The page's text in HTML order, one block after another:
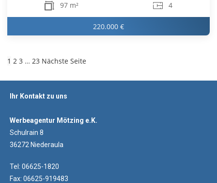
97 m² 4
220.000 €
1 2 3 … 23 Nächste Seite
Ihr Kontakt zu uns
Werbeagentur Mötzing e.K.
Schulrain 8
36272 Niederaula
Tel: 06625-1820
Fax: 06625-919483